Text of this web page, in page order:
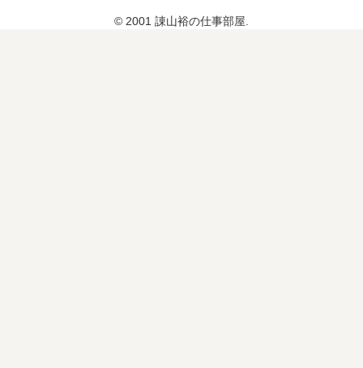
© 2001 諌山裕の仕事部屋.